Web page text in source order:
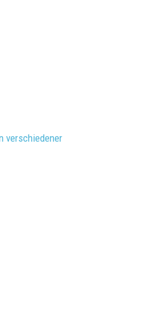
verschiedener